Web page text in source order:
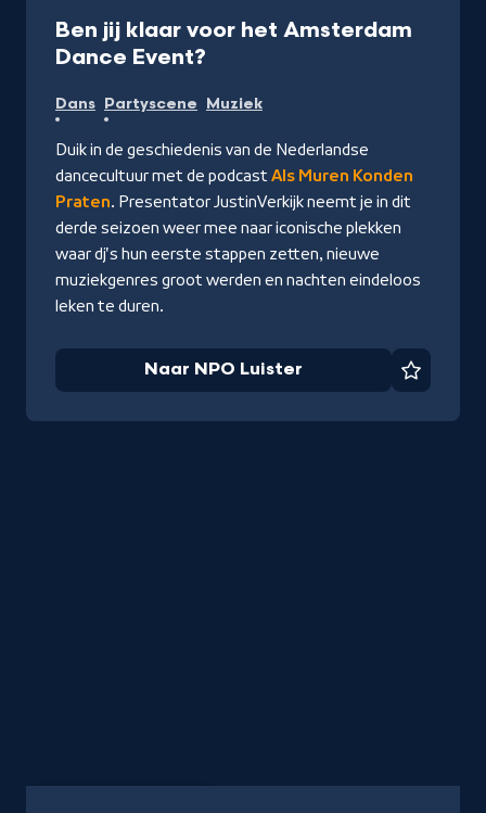
Ben jij klaar voor het Amsterdam
Dance Event?
NPO
Luister
Dans Partyscene Muziek
Duik in de geschiedenis van de Nederlandse
dancecultuur met de podcast Als Muren Konden
Praten. Presentator JustinVerkijk neemt je in dit
derde seizoen weer mee naar iconische plekken
waar dj's hun eerste stappen zetten, nieuwe
muziekgenres groot werden en nachten eindeloos
leken te duren.
Naar NPO Luister